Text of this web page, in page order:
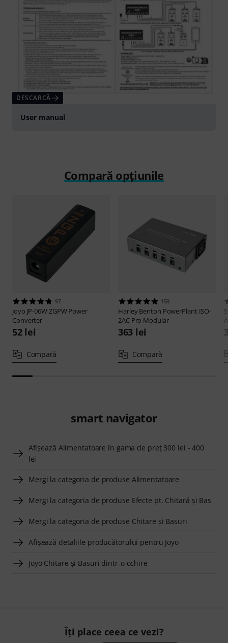
DESCARCĂ
User manual
Compară opțiunile
97
Joyo JP-06W ZGPW Power
Converter
52 lei
Compară
153
Harley Benton PowerPlant ISO-
2AC Pro Modular
363 lei
Compară
smart navigator
Afişează Alimentatoare în gama de preţ 300 lei - 400
lei
Mergi la categoria de produse Alimentatoare
Mergi la categoria de produse Efecte pt. Chitară şi Bas
Mergi la categoria de produse Chitare şi Basuri
Afişează detaliile producătorului pentru Joyo
Joyo Chitare şi Basuri dintr-o ochire
Îți place ceea ce vezi?